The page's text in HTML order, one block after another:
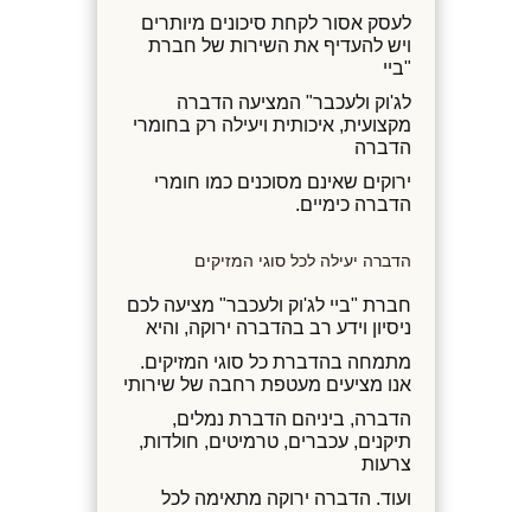
לעסק אסור לקחת סיכונים מיותרים
ויש להעדיף את השירות של חברת
"ביי
לג'וק ולעכבר" המציעה הדברה
מקצועית, איכותית ויעילה רק בחומרי
הדברה
ירוקים שאינם מסוכנים כמו חומרי
הדברה כימיים.
הדברה יעילה לכל סוגי המזיקים
חברת "ביי לג'וק ולעכבר" מציעה לכם
ניסיון וידע רב בהדברה ירוקה, והיא
מתמחה בהדברת כל סוגי המזיקים.
אנו מציעים מעטפת רחבה של שירותי
הדברה, ביניהם הדברת נמלים,
תיקנים, עכברים, טרמיטים, חולדות,
צרעות
ועוד. הדברה ירוקה מתאימה לכל